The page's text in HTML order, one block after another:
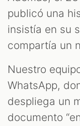
publicó una
insistía en su
compartía un
Nuestro
WhatsApp,
despliega un
documento